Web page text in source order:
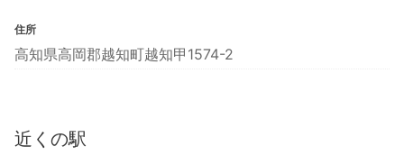
住所
高知県高岡郡越知町越知甲1574-2
近くの駅